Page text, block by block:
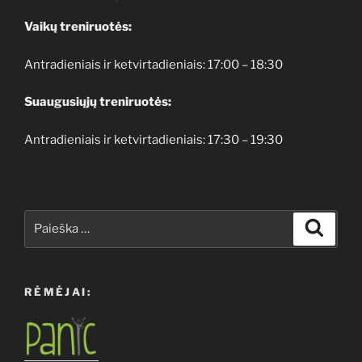
Vaikų treniruotės:
Antradieniais ir ketvirtadieniais: 17:00 – 18:30
Suaugusiųjų treniruotės:
Antradieniais ir ketvirtadieniais: 17:30 – 19:30
RĖMĖJAI: